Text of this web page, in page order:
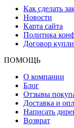
Как сделать
Новости
Карта сайта
Политика
Договор
ПОМОЩЬ
О компании
Блог
Отзывы
Доставка и
Написать
Возврат